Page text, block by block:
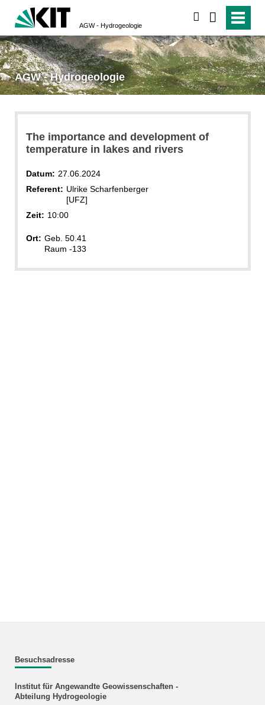
AGW - Hydrogeologie
AGW - Hydrogeologie
The importance and development of
temperature in lakes and rivers
Datum: 27.06.2024
Referent: Ulrike Scharfenberger
[UFZ]
Zeit: 10:00
Ort: Geb. 50.41
Raum -133
Besuchsadresse
Institut für Angewandte Geowissenschaften -
Abteilung Hydrogeologie